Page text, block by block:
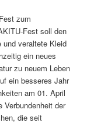
zum
Fest soll den
und veraltete Kleid
ein neues
zu neuem Leben
ein besseres Jahr
am 01. April
Verbundenheit der
die seit